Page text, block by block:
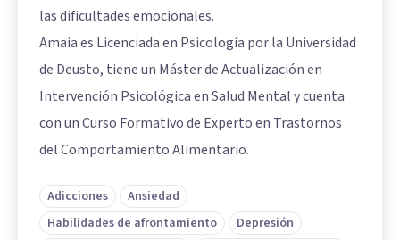
las dificultades emocionales.
Amaia es Licenciada en Psicología por la Universidad
de Deusto, tiene un Máster de Actualización en
Intervención Psicológica en Salud Mental y cuenta
con un Curso Formativo de Experto en Trastornos
del Comportamiento Alimentario.
Adicciones
Ansiedad
Habilidades de afrontamiento
Depresión